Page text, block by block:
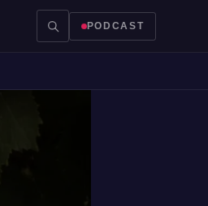
PODCAST